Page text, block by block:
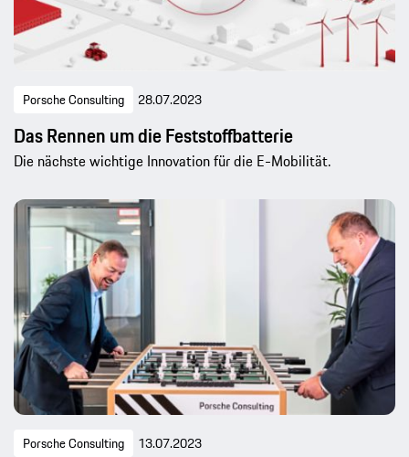
Porsche Consulting 28.07.2023
Das Rennen um die Feststoffbatterie
Die nächste wichtige Innovation für die E-Mobilität.
Porsche Consulting 13.07.2023